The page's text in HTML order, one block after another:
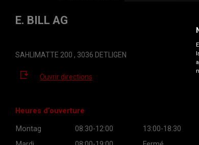
E. BILL AG
SAHLIMATTE 200 , 3036 DETLIGEN
Ouvrir directions
Heures d’ouverture
Montag 08:30-12:00
13:00-18:30